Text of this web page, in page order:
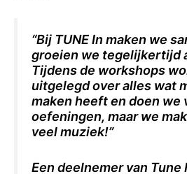
“Bij TUNE In maken we
groeien we tegelijkertijd
Tijdens de workshops
uitgelegd over alles wat
maken heeft en doen we
oefeningen, maar we
veel muziek!”
Een deelnemer van Tune